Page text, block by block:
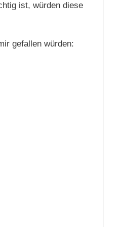
ist, würden diese
gefallen würden: